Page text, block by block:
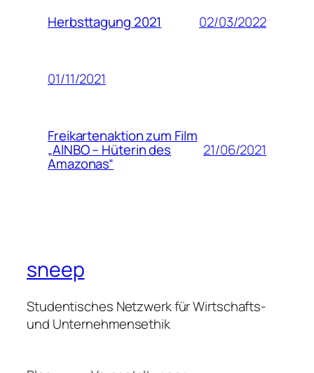
Herbsttagung 2021 02/03/2022
01/11/2021
Freikartenaktion zum Film
„AINBO – Hüterin des
Amazonas“
21/06/2021
sneep
Studentisches Netzwerk für Wirtschafts-
und Unternehmensethik